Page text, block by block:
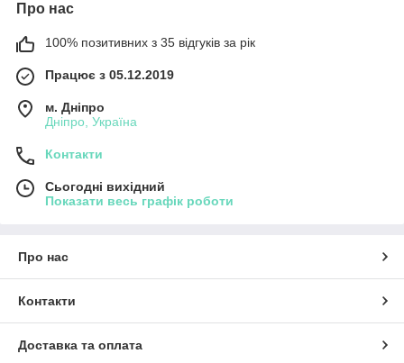
Про нас
100% позитивних з 35 відгуків за рік
Працює з 05.12.2019
м. Дніпро
Дніпро, Україна
Контакти
Сьогодні вихідний
Показати весь графік роботи
Про нас
Контакти
Доставка та оплата